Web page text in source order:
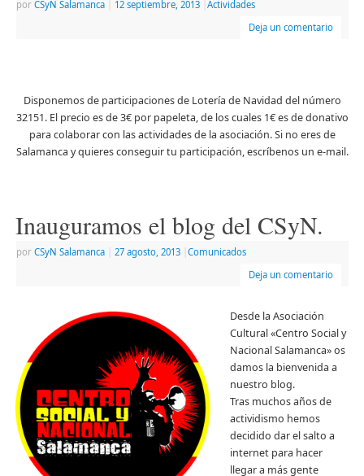
por CSyN Salamanca 12 septiembre, 2013
Actividades
Deja un comentario
Disponemos de participaciones de Lotería de Navidad del número
32151. El precio es de 3€ por papeleta, de los cuales 1€ es de donativo
para colaborar con las actividades de la asociación. Si no eres de
Salamanca y quieres conseguir tu participación, escríbenos un e-mail.
Inauguramos el blog del CSyN.
por CSyN Salamanca 27 agosto, 2013
Comunicados
Deja un comentario
Desde la Asociación
Cultural «Centro Social y
Nacional Salamanca» os
damos la bienvenida a
nuestro blog.
Tras muchos años de
actividismo hemos
decidido dar el salto a
internet para hacer
llegar a más gente